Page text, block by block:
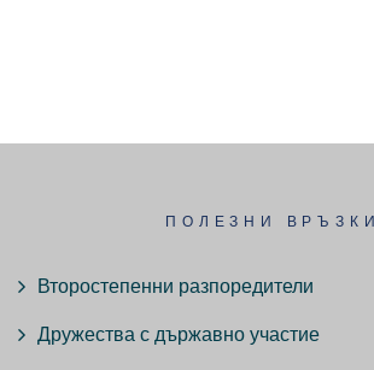
ПОЛЕЗНИ ВРЪЗКИ
Второстепенни разпоредители
Дружества с държавно участие